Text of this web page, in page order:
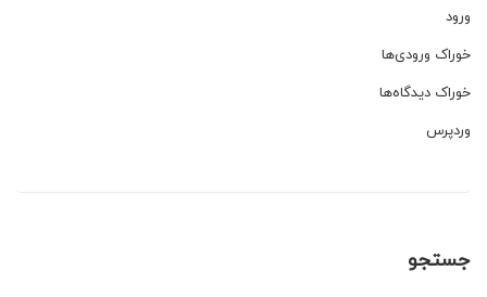
ورود
خوراک ورودی‌ها
خوراک دیدگاه‌ها
وردپرس
جستجو